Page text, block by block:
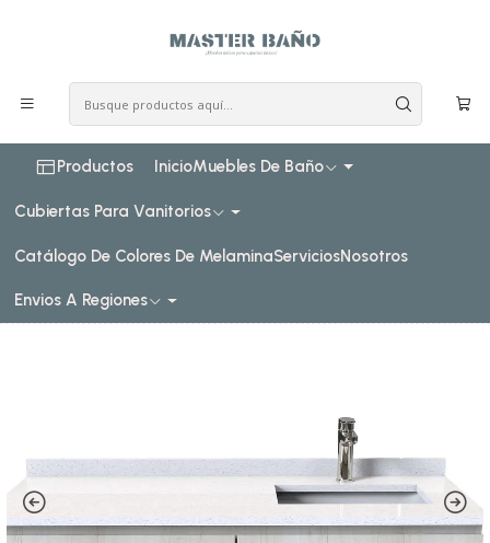
Productos InicioMuebles De Baño
Cubiertas Para Vanitorios
Catálogo De Colores De MelaminaServiciosNosotros
Envios A Regiones
Muebles vanitorios aereo simple cuarzo 130 cm
Mueble vanitorio aereo simple de 130cm M4-1338-A /
Derecho / Toscana